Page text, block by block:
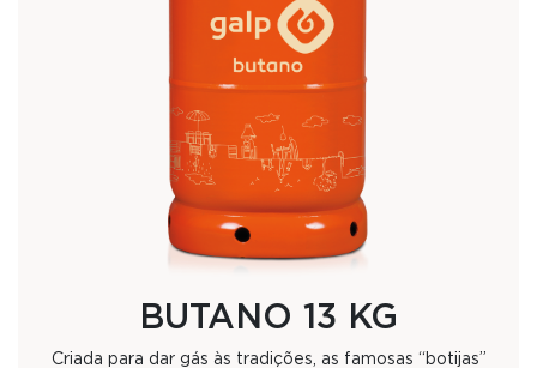
BUTANO 13 KG
Criada para dar gás às tradições, as famosas “botijas”